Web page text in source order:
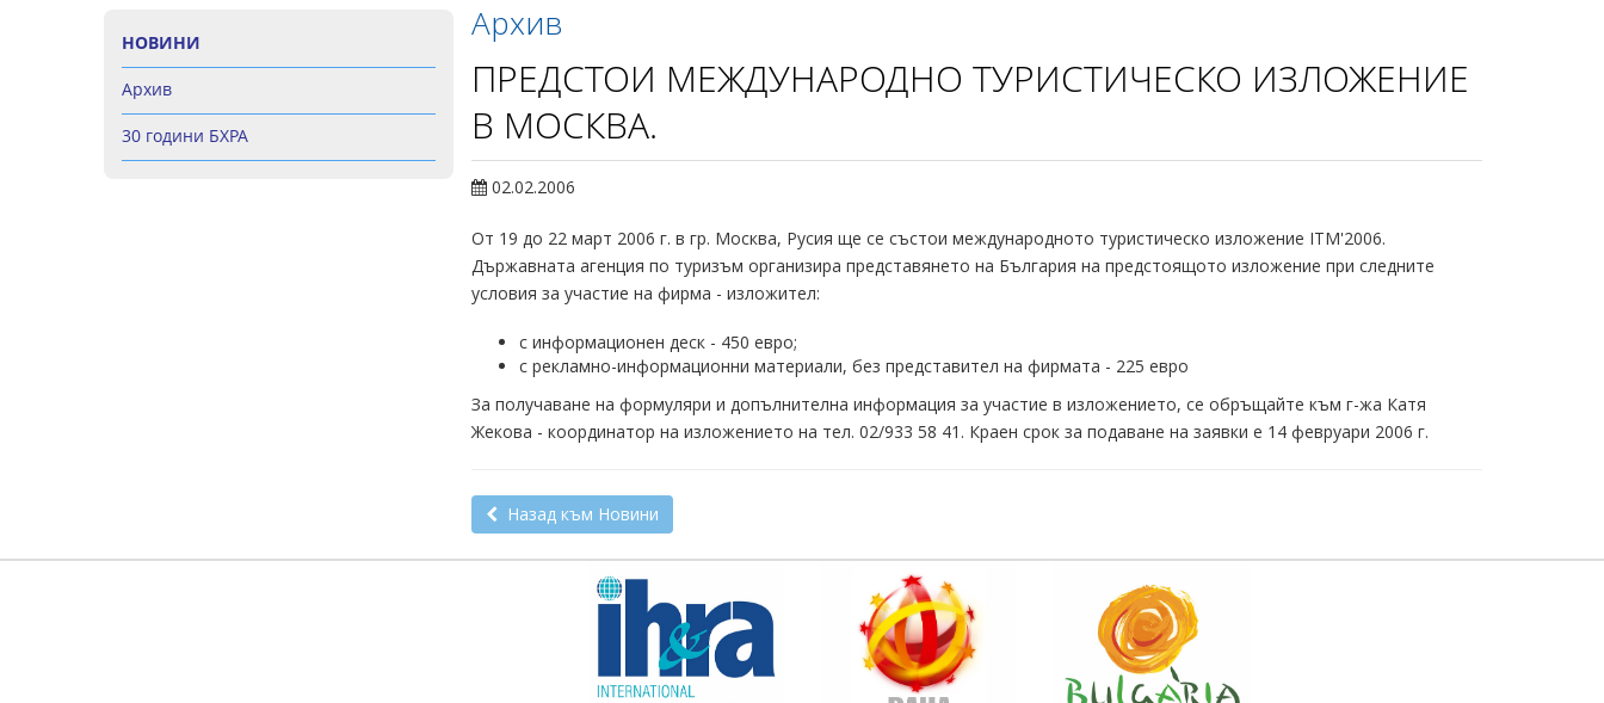
НОВИНИ
Архив
30 години БХРА
Архив
ПРЕДСТОИ МЕЖДУНАРОДНО ТУРИСТИЧЕСКО ИЗЛОЖЕНИЕ
В МОСКВА.
02.02.2006
От 19 до 22 март 2006 г. в гр. Москва, Русия ще се състои международното туристическо изложение ITM'2006.
Държавната агенция по туризъм организира представянето на България на предстоящото изложение при следните
условия за участие на фирма - изложител:
с информационен деск - 450 евро;
с рекламно-информационни материали, без представител на фирмата - 225 евро
За получаване на формуляри и допълнителна информация за участие в изложението, се обръщайте към г-жа Катя
Жекова - координатор на изложението на тел. 02/933 58 41. Краен срок за подаване на заявки е 14 февруари 2006 г.
Назад към Новини